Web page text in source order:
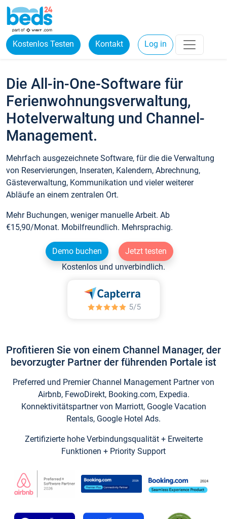
Kostenlos Testen Kontakt Log in
Die All-in-One-Software für
Ferienwohnungsverwaltung,
Hotelverwaltung und Channel-
Management.
Mehrfach ausgezeichnete Software, für die die Verwaltung
von Reservierungen, Inseraten, Kalendern, Abrechnung,
Gästeverwaltung, Kommunikation und vieler weiterer
Abläufe an einem zentralen Ort.
Mehr Buchungen, weniger manuelle Arbeit. Ab
€15,90/Monat. Mobilfreundlich. Mehrsprachig.
Demo buchen
Jetzt testen
Kostenlos und unverbindlich.
Profitieren Sie von einem Channel Manager, der
bevorzugter Partner der führenden Portale ist
Preferred und Premier Channel Management Partner von
Airbnb, FewoDirekt, Booking.com, Expedia.
Konnektivitätspartner von Marriott, Google Vacation
Rentals, Google Hotel Ads.
Zertifizierte hohe Verbindungsqualität + Erweiterte
Funktionen + Priority Support